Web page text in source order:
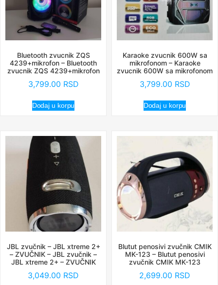
Bluetooth zvucnik ZQS
4239+mikrofon – Bluetooth
zvucnik ZQS 4239+mikrofon
3,799.00 RSD
Dodaj u korpu
Karaoke zvucnik 600W sa
mikrofonom – Karaoke
zvucnik 600W sa mikrofonom
3,799.00 RSD
Dodaj u korpu
JBL zvučnik – JBL xtreme 2+
– ZVUČNIK – JBL zvučnik –
JBL xtreme 2+ – ZVUČNIK
3,049.00 RSD
Blutut penosivi zvučnik CMIK
MK-123 – Blutut penosivi
zvučnik CMIK MK-123
2,699.00 RSD